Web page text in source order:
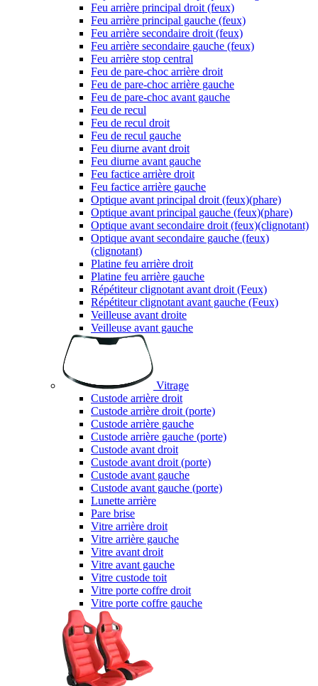
Feu arrière principal droit (feux)
Feu arrière principal gauche (feux)
Feu arrière secondaire droit (feux)
Feu arrière secondaire gauche (feux)
Feu arrière stop central
Feu de pare-choc arrière droit
Feu de pare-choc arrière gauche
Feu de pare-choc avant gauche
Feu de recul
Feu de recul droit
Feu de recul gauche
Feu diurne avant droit
Feu diurne avant gauche
Feu factice arrière droit
Feu factice arrière gauche
Optique avant principal droit (feux)(phare)
Optique avant principal gauche (feux)(phare)
Optique avant secondaire droit (feux)(clignotant)
Optique avant secondaire gauche (feux)
(clignotant)
Platine feu arrière droit
Platine feu arrière gauche
Répétiteur clignotant avant droit (Feux)
Répétiteur clignotant avant gauche (Feux)
Veilleuse avant droite
Veilleuse avant gauche
Vitrage
Custode arrière droit
Custode arrière droit (porte)
Custode arrière gauche
Custode arrière gauche (porte)
Custode avant droit
Custode avant droit (porte)
Custode avant gauche
Custode avant gauche (porte)
Lunette arrière
Pare brise
Vitre arrière droit
Vitre arrière gauche
Vitre avant droit
Vitre avant gauche
Vitre custode toit
Vitre porte coffre droit
Vitre porte coffre gauche